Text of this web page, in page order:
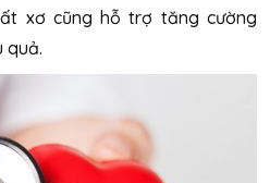
xơ cũng hỗ trợ tăng cường
quả.